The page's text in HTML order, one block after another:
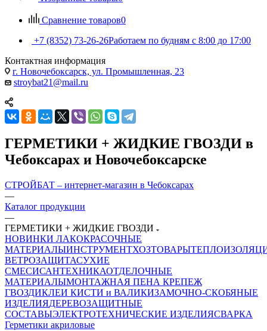
Сравнение товаров0
+7 (8352) 73-26-26Работаем по будням с 8:00 до 17:00
Контактная информация
г. Новочебоксарск, ул. Промышленная, 23
stroybat21@mail.ru
ГЕРМЕТИКИ + ЖИДКИЕ ГВОЗДИ в
Чебоксарах и Новочебоксарске
СТРОЙБАТ – интернет-магазин в Чебоксарах
—
Каталог продукции
—
ГЕРМЕТИКИ + ЖИДКИЕ ГВОЗДИ
НОВИНКИ ЛАКОКРАСОЧНЫЕ
МАТЕРИАЛЫИНСТРУМЕНТХОЗТОВАРЫ
ВЕТРОЗАЩИТАСУХИЕ
СМЕСИСАНТЕХНИКАОТДЕЛОЧНЫЕ
МАТЕРИАЛЫМОНТАЖНАЯ ПЕНА КРЕПЕЖ
ГВОЗДИКЛЕИ КИСТИ и ВАЛИКИЗАМОЧНО-СКОБЯНЫЕ
ИЗДЕЛИЯДЕРЕВОЗАЩИТНЫЕ
СОСТАВЫЭЛЕКТРОТЕХНИЧЕСКИЕ ИЗДЕЛИЯСВАРКА
Герметики акриловые